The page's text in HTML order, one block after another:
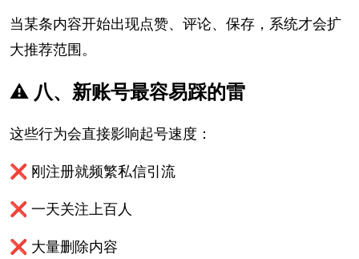
当某条内容开始出现点赞、评论、保存，系统才会扩
大推荐范围。
⚠️ 八、新账号最容易踩的雷
这些行为会直接影响起号速度：
❌ 刚注册就频繁私信引流
❌ 一天关注上百人
❌ 大量删除内容